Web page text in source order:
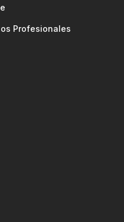
Profesionales